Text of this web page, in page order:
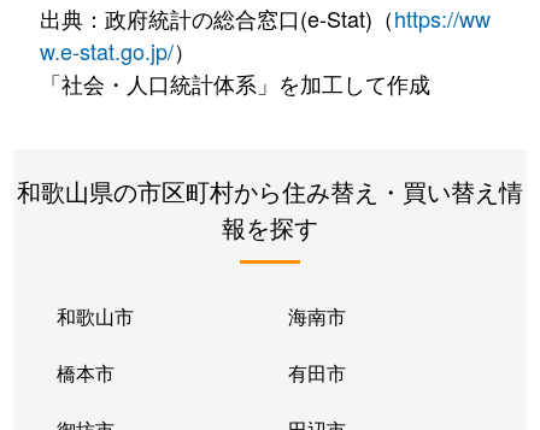
出典：政府統計の総合窓口(e-Stat)（https://ww
w.e-stat.go.jp/）
「社会・人口統計体系」を加工して作成
和歌山県の市区町村から住み替え・買い替え情
報を探す
和歌山市 海南市
橋本市 有田市